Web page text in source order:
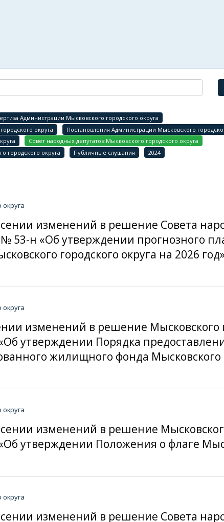
Администрации Мысковского городского округа
округа
Постановления Администрации Мысковского
Совет народных депутатов Мысковского городского округа
городского округа
Публичные слушания 2024
изменений в решение Совета
№ 53-н «Об утверждении прогнозного
городского округа на 2026
изменений в решение Мысковского
утверждении Порядка
жилищного фонда Мысковского
изменений в решение
утверждении Положения о флаге
изменений в решение Совета